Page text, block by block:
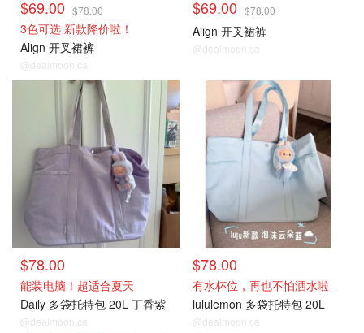
$69.00 $78.00
3色可选 新款降价啦！
Align 开叉裙裤
@dealmoon.ca
$69.00 $78.00
Align 开叉裙裤
@dealmoon.ca
$78.00
能装电脑！超适合夏天
Daily 多袋托特包 20L 丁香紫
@dealmoon.ca
时尚穿搭
$78.00
有水杯位，再也不怕洒水啦
lululemon 多袋托特包 20L
@dealmoon.ca